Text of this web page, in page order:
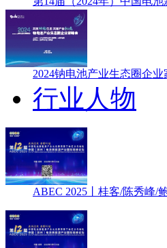
2024钠电池产业生态圈企业
行业人物
ABEC 2025丨桂客/陈秀峰/